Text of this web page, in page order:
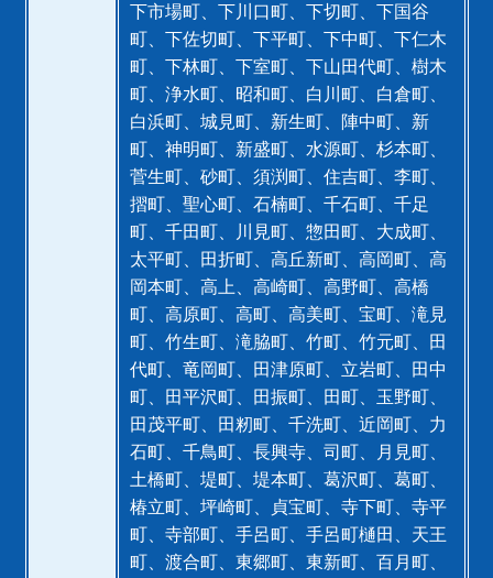
下市場町、下川口町、下切町、下国谷
町、下佐切町、下平町、下中町、下仁木
町、下林町、下室町、下山田代町、樹木
町、浄水町、昭和町、白川町、白倉町、
白浜町、城見町、新生町、陣中町、新
町、神明町、新盛町、水源町、杉本町、
菅生町、砂町、須渕町、住吉町、李町、
摺町、聖心町、石楠町、千石町、千足
町、千田町、川見町、惣田町、大成町、
太平町、田折町、高丘新町、高岡町、高
岡本町、高上、高崎町、高野町、高橋
町、高原町、高町、高美町、宝町、滝見
町、竹生町、滝脇町、竹町、竹元町、田
代町、竜岡町、田津原町、立岩町、田中
町、田平沢町、田振町、田町、玉野町、
田茂平町、田籾町、千洗町、近岡町、力
石町、千鳥町、長興寺、司町、月見町、
土橋町、堤町、堤本町、葛沢町、葛町、
椿立町、坪崎町、貞宝町、寺下町、寺平
町、寺部町、手呂町、手呂町樋田、天王
町、渡合町、東郷町、東新町、百月町、